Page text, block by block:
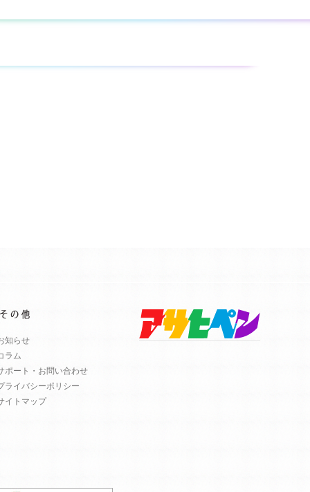
知らせ
ラム
ポート・お問い合わせ
ライバシーポリシー
イトマップ